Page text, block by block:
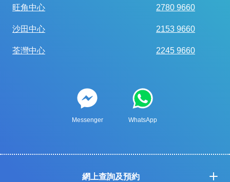
旺角中心 2780 9660
沙田中心 2153 9660
荃灣中心 2245 9660
Messenger WhatsApp
網上查詢及預約